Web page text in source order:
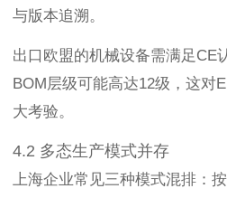
与版本追溯。
出口欧盟的机械设备需满足CE
BOM层级可能高达12级，这对
大考验。
4.2 多态生产模式并存
上海企业常见三种模式混排：